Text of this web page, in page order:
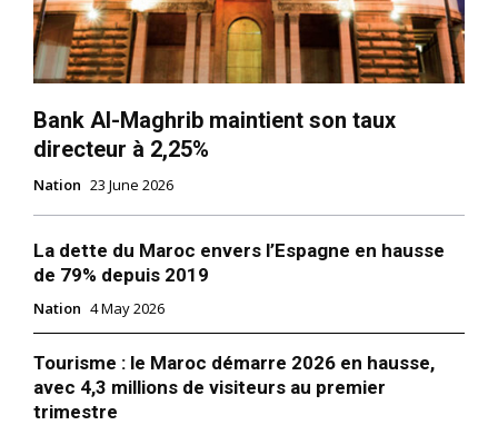
Bank Al-Maghrib maintient son taux
directeur à 2,25%
Nation 23 June 2026
La dette du Maroc envers l’Espagne en hausse
de 79% depuis 2019
Nation 4 May 2026
Tourisme : le Maroc démarre 2026 en hausse,
avec 4,3 millions de visiteurs au premier
trimestre